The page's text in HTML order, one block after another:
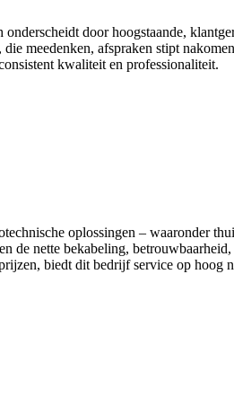
door hoogstaande,
meedenken, afspraken stipt
kwaliteit en professionaliteit.
oplossingen – waaronder
de nette bekabeling,
biedt dit bedrijf service op hoog